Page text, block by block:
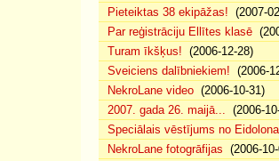
Pieteiktas 38 ekipāžas! (2007-
Par reģistrāciju Ellītes klasē
Turam īkšķus! (2006-12-28)
Sveiciens dalībniekiem! (2006-
NekroLane video (2006-10-31)
2007. gada 26. maijā... (2006-
Speciālais vēstījums no Eidolona
NekroLane fotogrāfijas (2006-